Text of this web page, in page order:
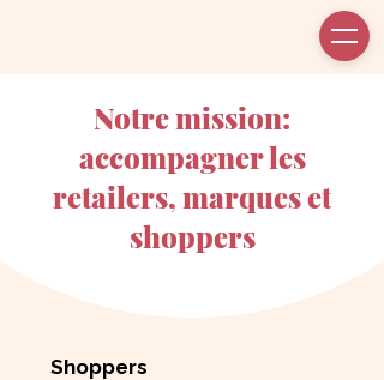
Notre mission:
accompagner les
retailers, marques et
shoppers
Shoppers